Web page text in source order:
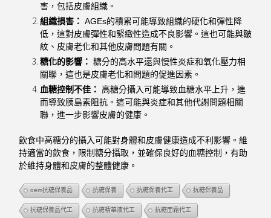
害，包括皮膚組織。
組織損害： AGEs的積累可能導致組織的硬化和彈性降
低，這對皮膚彈性和緊緻性造成不良影響。這也可能與皺
紋、皮膚老化和其他皮膚問題有關。
糖化的影響： 糖分的高水平還與慢性炎症和氧化壓力相
關聯，這也是皮膚老化和問題的促進因素。
血糖控制不佳： 高糖分攝入可能導致血糖水平上升，進
而導致胰島素阻抗。這可能與炎症和其他代謝問題相關
聯，進一步影響皮膚的健康。
飲食中高糖分的攝入可能對身體和皮膚健康造成不利影響。維
持適當的飲食，限制糖分攝取，並確保良好的血糖控制，有助
於維持身體和皮膚的整體健康。
oem抗糖保養品 抗糖保養 抗糖保養代工 抗糖保養品
抗糖保養品代工 抗糖精華液代工 抗糖面霜代工